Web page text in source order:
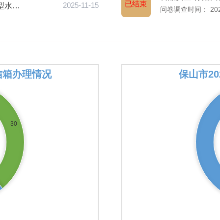
保山市搬迁安置办公室关于保山市2026年度大中型水库移民后期... 2025-11-15 已结束
问卷调查时间：